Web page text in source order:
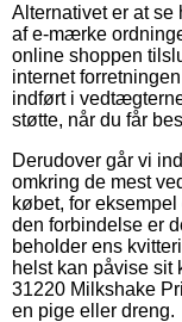
Alternativet er at se
af e-mærke
online shoppen
internet
indført i
støtte, når du får
Derudover går vi
omkring de mest
købet, for eksempel
den forbindelse er
beholder ens
helst kan påvise sit
31220 Milkshake
en pige eller dreng.